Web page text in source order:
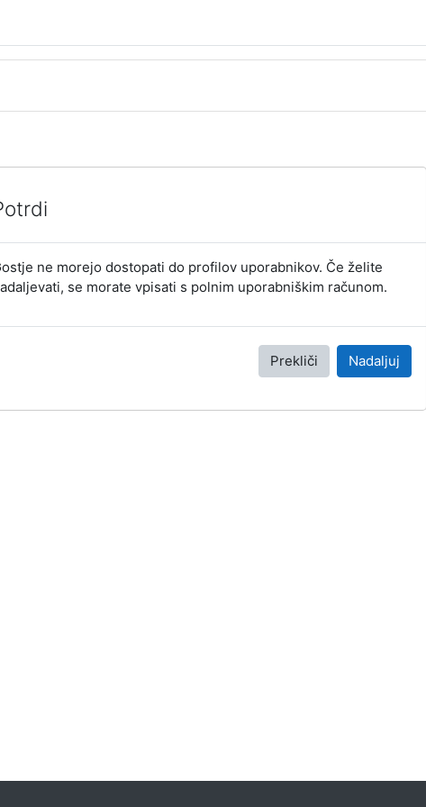
ne morejo dostopati do profilov uporabnikov. Če želite
se morate vpisati s polnim uporabniškim računom.
Prekliči Nadaljuj